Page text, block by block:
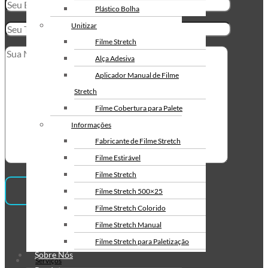
Personalizado
Personalizado
Envelope de Segurança para
Plástico Bolha
Unitizar
Filme Stretch
Alça Adesiva
Aplicador Manual de Filme
Stretch
Filme Cobertura para Palete
Informações
Fabricante de Filme Stretch
Filme Estirável
Filme Stretch
Filme Stretch 500×25
Filme Stretch Colorido
Filme Stretch Manual
Filme Stretch para Paletização
Serviços
Institucional
Sobre Nós